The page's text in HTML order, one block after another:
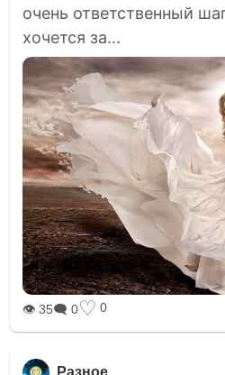
очень ответственный
хочется за...
👁 35🗨 0♡ 0
Разное